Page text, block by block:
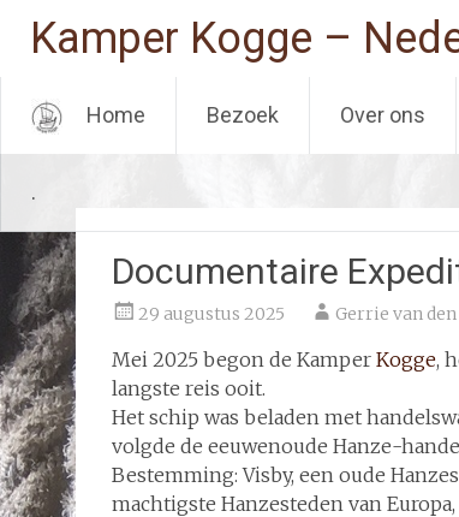
naar
de
inhoud
Kamper Kogge –
Home Bezoek Over ons
.
Documentaire
29 augustus 2025 Gerrie van
Mei 2025 begon de Kamper Kogge,
langste reis ooit.
Het schip was beladen met
volgde de eeuwenoude Hanze-
Bestemming: Visby, een oude
machtigste Hanzesteden van